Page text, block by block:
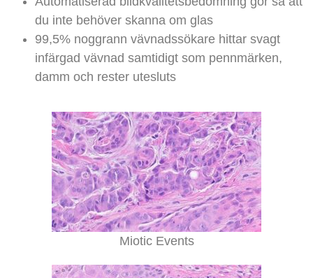
du inte behöver skanna om glas
99,5% noggrann vävnadssökare hittar svagt
infärgad vävnad samtidigt som pennmärken,
damm och rester utesluts
Miotic Events